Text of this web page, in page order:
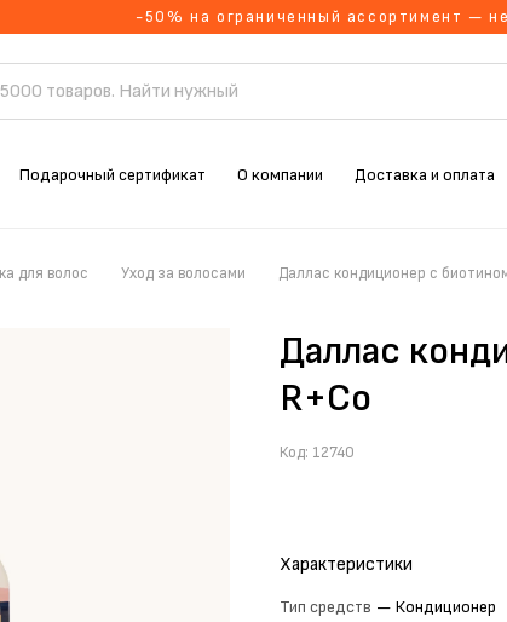
-50% на ограниченный ассортимент —
Подарочный сертификат О компании Доставка и оплата
для волос Уход за волосами Даллас кондиционер с
Даллас
R+Co
Код: 12740
Характеристики
Тип средств — Кондиционер